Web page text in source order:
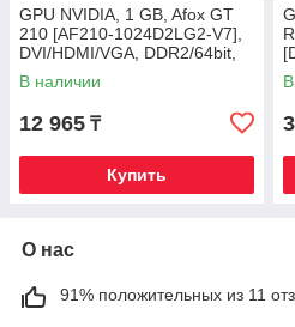
GPU NVIDIA, 1 GB, Afox GT
210 [AF210-1024D2LG2-V7],
DVI/HDMI/VGA, DDR2/64bit,
+LP
В наличии
12 965 ₸
Купить
О нас
91% положительных из 11